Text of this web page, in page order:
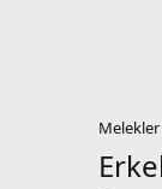
Melekler